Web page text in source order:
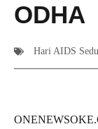
ODHA
Hari AIDS